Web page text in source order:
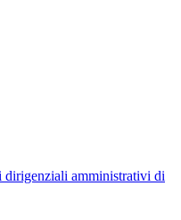
amministrativi di